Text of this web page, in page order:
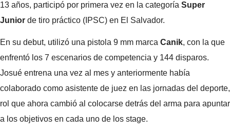
13 años, participó por primera vez en la categoría Super
Junior de tiro práctico (IPSC) en El Salvador.
En su debut, utilizó una pistola 9 mm marca Canik, con la que
enfrentó los 7 escenarios de competencia y 144 disparos.
Josué entrena una vez al mes y anteriormente había
colaborado como asistente de juez en las jornadas del deporte,
rol que ahora cambió al colocarse detrás del arma para apuntar
a los objetivos en cada uno de los stage.